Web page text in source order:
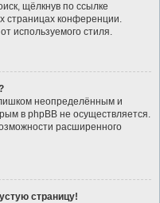
щёлкнув по ссылке
страницах конференции.
используемого стиля.
неопределённым и
в phpBB не осуществляется.
расширенного
страницу!